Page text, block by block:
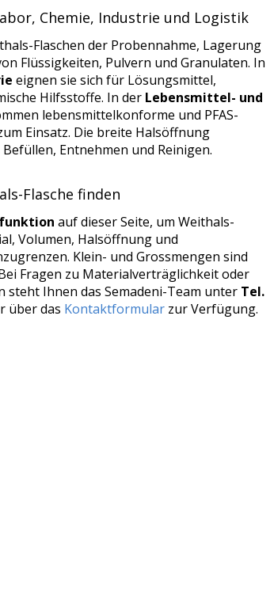
Chemie, Industrie und Logistik
Flaschen der Probennahme, Lagerung
Flüssigkeiten, Pulvern und Granulaten. In
eignen sie sich für Lösungsmittel,
Hilfsstoffe. In der Lebensmittel- und
lebensmittelkonforme und PFAS-
Einsatz. Die breite Halsöffnung
Entnehmen und Reinigen.
Flasche finden
auf dieser Seite, um Weithals-
Volumen, Halsöffnung und
Klein- und Grossmengen sind
Fragen zu Materialverträglichkeit oder
steht Ihnen das Semadeni-Team unter Tel.
über das Kontaktformular zur Verfügung.